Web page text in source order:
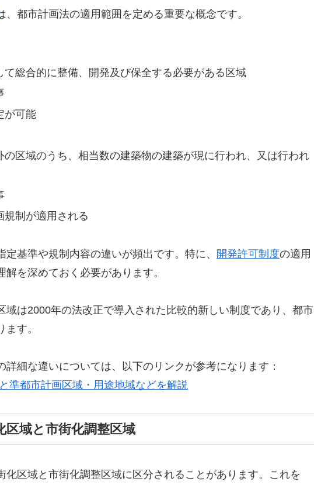
、都市計画法の適用範囲を定める重要な概念です。
て総合的に整備、開発及び保全する必要がある区域
が可能
の区域のうち、相当数の建築物の建築が現に行われ、又は行われ
規制が適用される
基準や規制内容の違いが頻出です。特に、 開発許可制度の適用
を深めておく必要があります。
域は2000年の法改正で導入された比較的新しい制度であり、都市
す。
細な違いについては、以下のリンクが参考になります：
準都市計画区域・用途地域などを解説
区域と市街化調整区域
化区域と市街化調整区域に区分されることがあります。これを